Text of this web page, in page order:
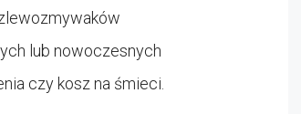
lub nowoczesnych
czy kosz na śmieci.